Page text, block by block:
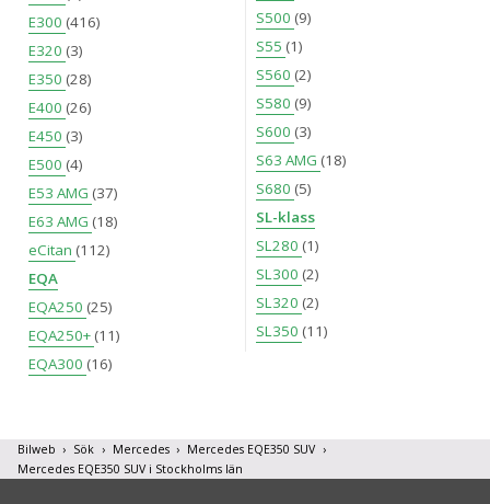
E300 (416)
E320 (3)
E350 (28)
E400 (26)
E450 (3)
E500 (4)
E53 AMG (37)
E63 AMG (18)
eCitan (112)
EQA
EQA250 (25)
EQA250+ (11)
EQA300 (16)
S500 (9)
S55 (1)
S560 (2)
S580 (9)
S600 (3)
S63 AMG (18)
S680 (5)
SL-klass
SL280 (1)
SL300 (2)
SL320 (2)
SL350 (11)
Bilweb Sök Mercedes
Mercedes EQE350 SUV
Mercedes EQE350 SUV i Stockholms län